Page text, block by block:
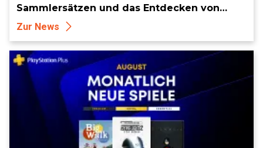
Sammlersätzen und das Entdecken von
Sammlerstücken, in Telegramm-Missionen
Zur News